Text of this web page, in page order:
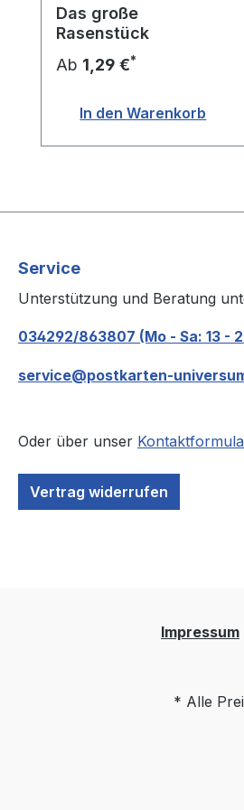
Das große
Rasenstück
Ab 1,29 €*
In den Warenkorb
Service
Unterstützung und Beratung
034292/863807 (Mo - Sa: 13 -
service@postkarten-
Oder über unser
Vertrag widerrufen
Impressum
* Alle